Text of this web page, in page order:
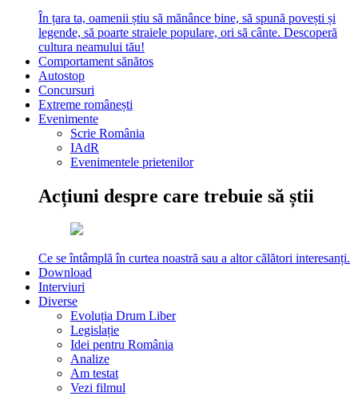
În țara ta, oamenii știu să mănânce bine, să spună povești și
legende, să poarte straiele populare, ori să cânte. Descoperă
cultura neamului tău!
Comportament sănătos
Autostop
Concursuri
Extreme românești
Evenimente
Scrie România
IAdR
Evenimentele prietenilor
Acțiuni despre care trebuie să știi
Ce se întâmplă în curtea noastră sau a altor călători interesanți.
Download
Interviuri
Diverse
Evoluția Drum Liber
Legislație
Idei pentru România
Analize
Am testat
Vezi filmul